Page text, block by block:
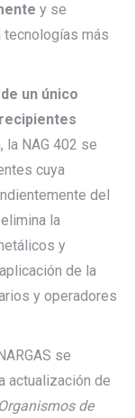
y se
tecnologías más
un único
la NAG 402 se
cuya
del
la
y
de la
y operadores
se
actualización de
de